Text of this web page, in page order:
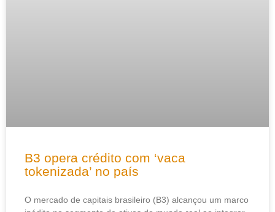
B3 opera crédito com ‘vaca
tokenizada’ no país
O mercado de capitais brasileiro (B3) alcançou um marco